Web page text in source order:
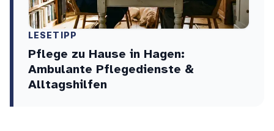
LESETIPP
Pflege zu Hause in Hagen:
Ambulante Pflegedienste &
Alltagshilfen